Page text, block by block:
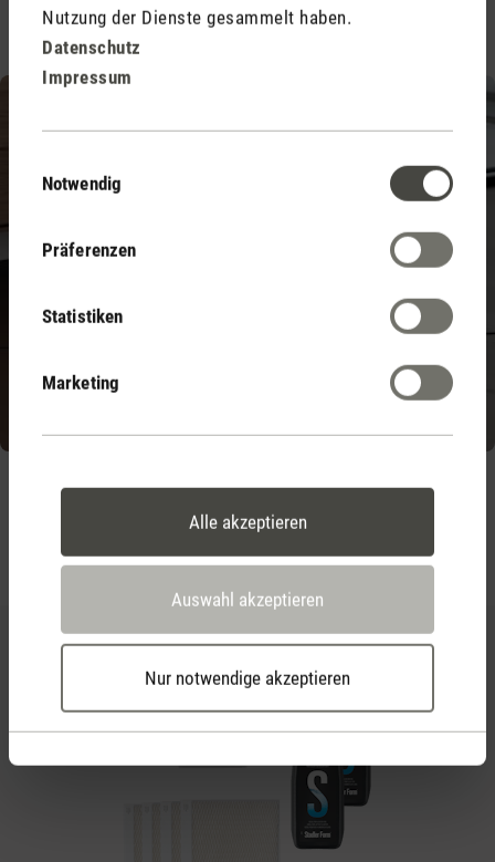
Nutzung der Dienste gesammelt haben.
Datenschutz
Impressum
Notwendig
Präferenzen
Statistiken
Marketing
Alle akzeptieren
Auswahl akzeptieren
Nur notwendige akzeptieren
Karl,Karl big
Noah,Noah Pro